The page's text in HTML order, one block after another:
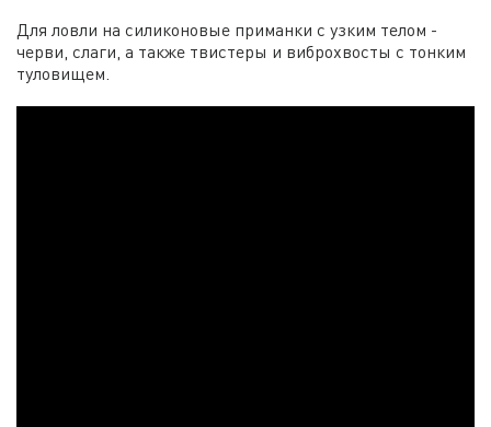
Для ловли на силиконовые приманки с узким телом -
черви, слаги, а также твистеры и виброхвосты с тонким
туловищем.